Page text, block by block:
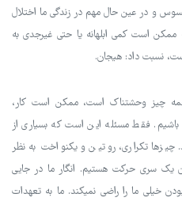
و در عین حال مهم در زندگی ما اختلال
ممکن است کمی ابلهانه یا حتی غیرجدی به
نسبت داد: هیجان.
چیز وحشتناک است، ممکن است کار،
فقط مسئله این است که بسیاری از
چیزها تکراری، روتین و یکنواخت به نظر
یک سری حرکت هستیم. انگار ما در جایی
هستیم اما به راستی حضور نداریم و این بودن خیلی ما را راضی نمی‎کند. ما به تعهدات